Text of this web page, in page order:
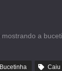
mostrando a
Bucetinha Caiu